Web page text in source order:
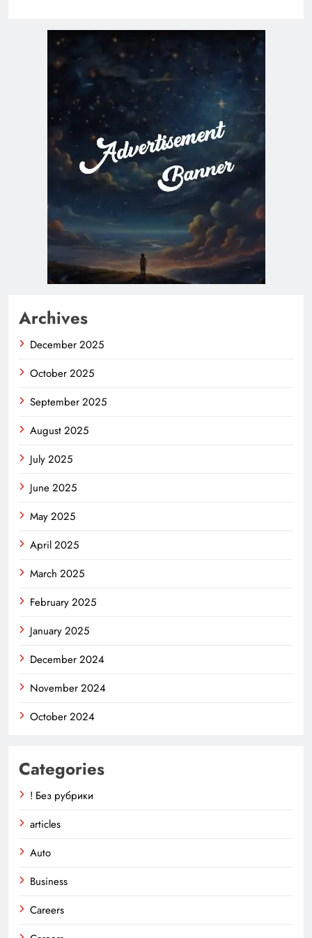
Archives
December 2025
October 2025
September 2025
August 2025
July 2025
June 2025
May 2025
April 2025
March 2025
February 2025
January 2025
December 2024
November 2024
October 2024
Categories
! Без рубрики
articles
Auto
Business
Careers